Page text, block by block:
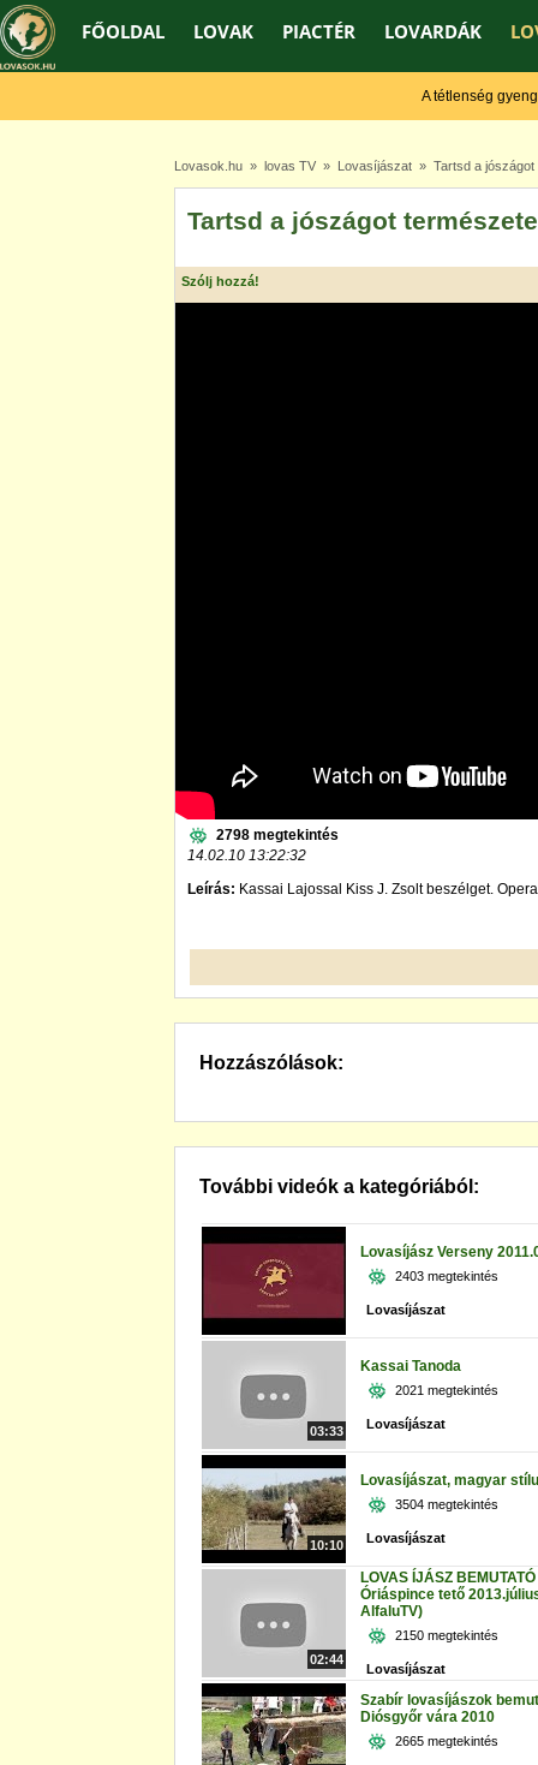
FŐOLDAL LOVAK PIACTÉR LOVARDÁK
A tétlenség
Lovasok.hu» lovas TV» Lovasíjászat» Tartsd a jószágot
Tartsd a jószágot
Szólj hozzá!
2798 megtekintés
14.02.10 13:22:32
Leírás: Kassai Lajossal Kiss J. Zsolt beszélget.
Hozzászólások:
További videók a kategóriából:
03:33
Lovasíjász Verseny
2403 megtekintés
Lovasíjászat
10:10
Kassai Tanoda
2021 megtekintés
Lovasíjászat
02:44
Lovasíjászat, magyar
3504 megtekintés
Lovasíjászat
LOVAS ÍJÁSZ BEMUTATÓ
Óriáspince tető
AlfaluTV)
2150 megtekintés
Lovasíjászat
Szabír lovasíjászok
Diósgyőr vára 2010
2665 megtekintés